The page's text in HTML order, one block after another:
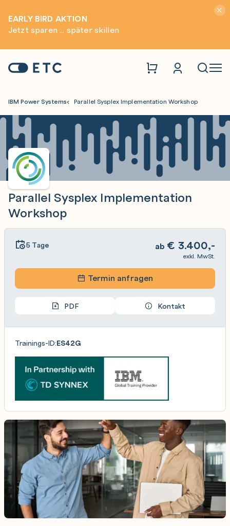
EARLY BIRD AKTION
Jetzt sparen ... später skillen
Startseite: ETC
IBM Power Systems Parallel Sysplex Implementation Workshop
Parallel Sysplex Implementation
Workshop
5 Tage ab € 3.400,-
exkl. MwSt.
Termin anfragen
PDF Kontakt
Trainings-ID:ES42G